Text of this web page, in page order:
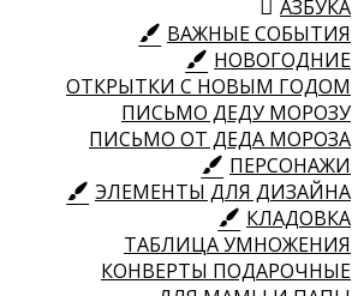
АЗБУКА
ВАЖНЫЕ СОБЫТИЯ
НОВОГОДНИЕ
ОТКРЫТКИ С НОВЫМ ГОДОМ
ПИСЬМО ДЕДУ МОРОЗУ
ПИСЬМО ОТ ДЕДА МОРОЗА
ПЕРСОНАЖИ
ЭЛЕМЕНТЫ ДЛЯ ДИЗАЙНА
КЛАДОВКА
ТАБЛИЦА УМНОЖЕНИЯ
КОНВЕРТЫ ПОДАРОЧНЫЕ